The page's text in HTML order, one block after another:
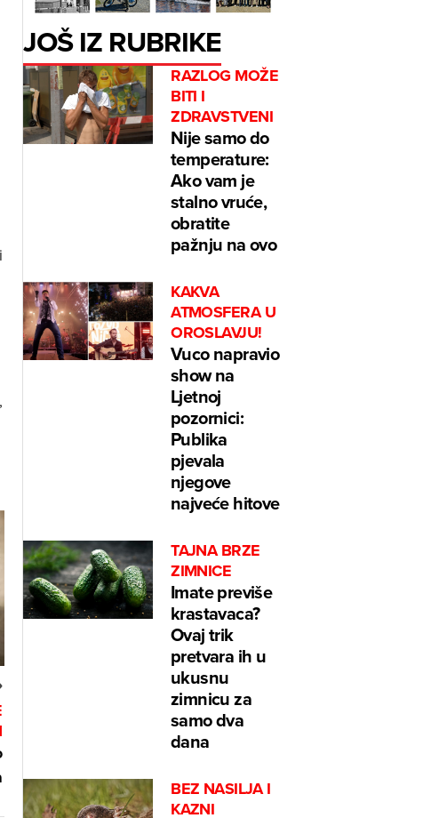
JOŠ IZ RUBRIKE
RAZLOG MOŽE
BITI I
ZDRAVSTVENI
Nije samo do
temperature:
Ako vam je
stalno vruće,
obratite
pažnju na ovo
KAKVA
ATMOSFERA U
OROSLAVJU!
Vuco napravio
show na
Ljetnoj
pozornici:
Publika
pjevala
njegove
najveće hitove
TAJNA BRZE
ZIMNICE
Imate previše
krastavaca?
Ovaj trik
pretvara ih u
ukusnu
zimnicu za
samo dva
dana
BEZ NASILJA I
KAZNI